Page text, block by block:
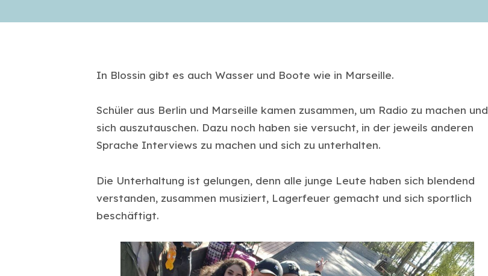
In Blossin gibt es auch Wasser und Boote wie in Marseille.
Schüler aus Berlin und Marseille kamen zusammen, um Radio zu machen und
sich auszutauschen. Dazu noch haben sie versucht, in der jeweils anderen
Sprache Interviews zu machen und sich zu unterhalten.
Die Unterhaltung ist gelungen, denn alle junge Leute haben sich blendend
verstanden, zusammen musiziert, Lagerfeuer gemacht und sich sportlich
beschäftigt.